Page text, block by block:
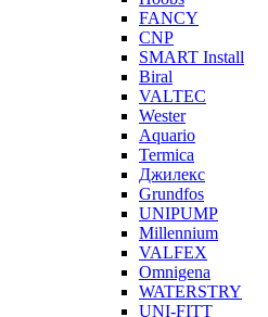
FANCY
CNP
SMART Install
Biral
VALTEC
Wester
Aquario
Termica
Джилекс
Grundfos
UNIPUMP
Millennium
VALFEX
Omnigena
WATERSTRY
UNI-FITT